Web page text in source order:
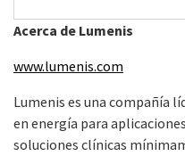
Acerca de Lumenis
www.lumenis.com
Lumenis es una compañía
en energía para
soluciones clínicas